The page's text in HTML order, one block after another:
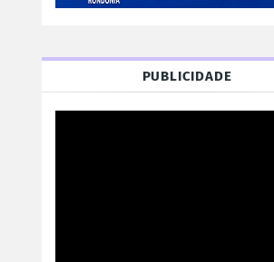
PUBLICIDADE